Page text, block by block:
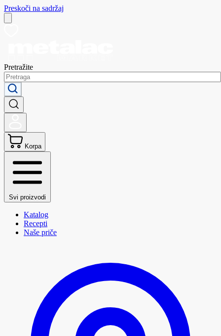
Preskoči na sadržaj
Pretražite
Korpa
Svi proizvodi
Katalog
Recepti
Naše priče